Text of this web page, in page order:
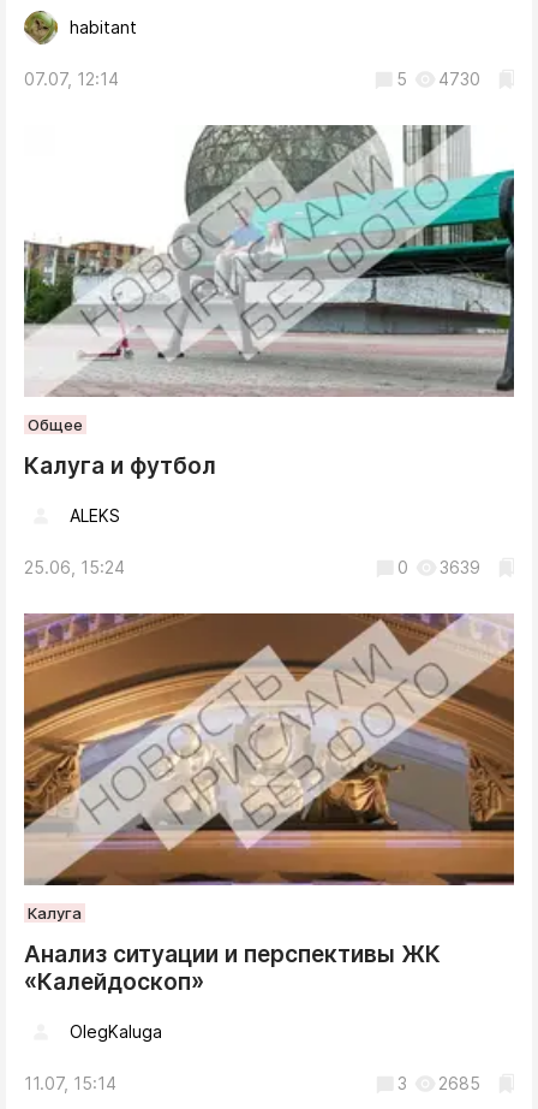
habitant
07.07, 12:14 5 4730
Общее
Калуга и футбол
ALEKS
25.06, 15:24 0 3639
Калуга
Анализ ситуации и перспективы ЖК
«Калейдоскоп»
OlegKaluga
11.07, 15:14 3 2685